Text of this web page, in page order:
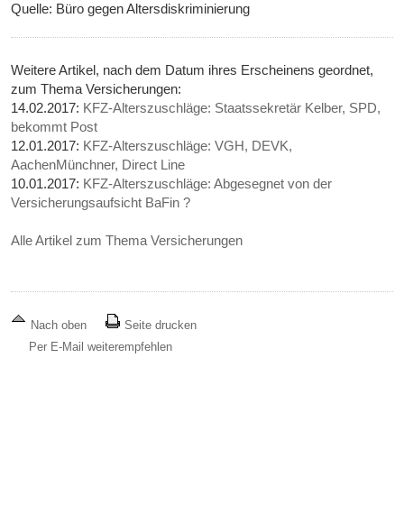
Quelle: Büro gegen Altersdiskriminierung
Weitere Artikel, nach dem Datum ihres Erscheinens geordnet,
zum Thema Versicherungen:
14.02.2017: KFZ-Alterszuschläge: Staatssekretär Kelber, SPD,
bekommt Post
12.01.2017: KFZ-Alterszuschläge: VGH, DEVK,
AachenMünchner, Direct Line
10.01.2017: KFZ-Alterszuschläge: Abgesegnet von der
Versicherungsaufsicht BaFin ?
Alle Artikel zum Thema Versicherungen
Nach oben
Seite drucken
Per E-Mail weiterempfehlen